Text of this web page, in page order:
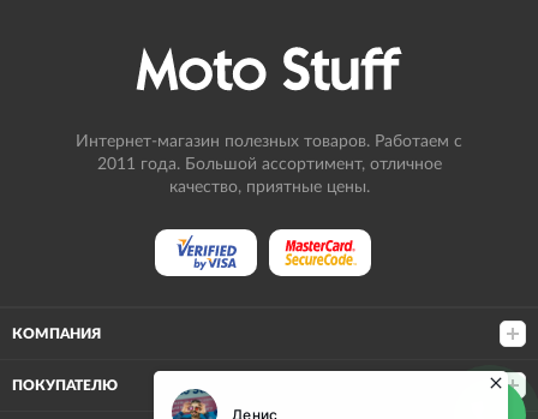
Интернет-магазин полезных товаров. Работаем с
2011 года. Большой ассортимент, отличное
качество, приятные цены.
КОМПАНИЯ
ПОКУПАТЕЛЮ